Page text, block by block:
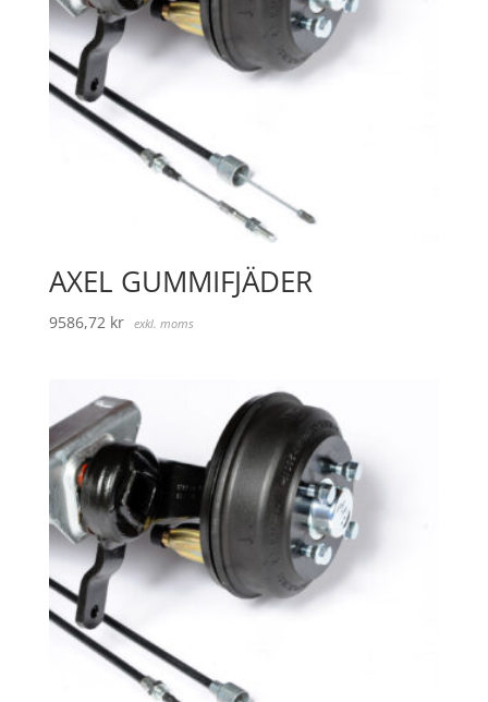
AXEL GUMMIFJÄDER
9586,72 kr exkl. moms